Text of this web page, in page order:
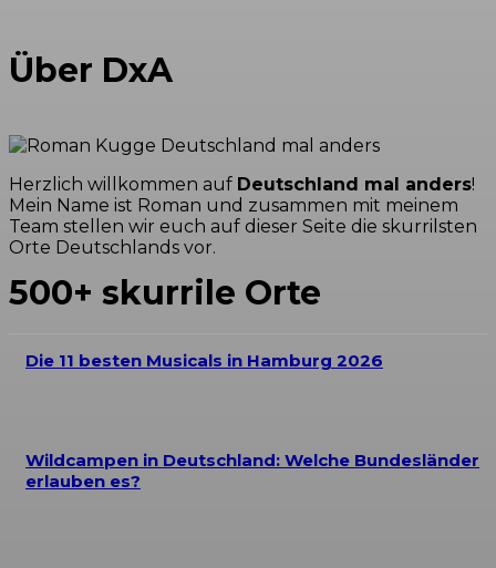
Über DxA
Herzlich willkommen auf Deutschland mal anders!
Mein Name ist Roman und zusammen mit meinem
Team stellen wir euch auf dieser Seite die skurrilsten
Orte Deutschlands vor.
500+ skurrile Orte
Die 11 besten Musicals in Hamburg 2026
Wildcampen in Deutschland: Welche Bundesländer
erlauben es?